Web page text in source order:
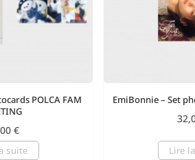
POLCA FAM
€
suite
EmiBonnie – Set
Lire